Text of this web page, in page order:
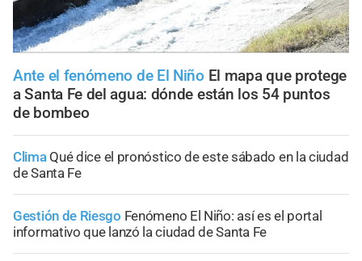
Ante el fenómeno de El Niño El mapa que protege
a Santa Fe del agua: dónde están los 54 puntos
de bombeo
Clima Qué dice el pronóstico de este sábado en la ciudad
de Santa Fe
Gestión de Riesgo Fenómeno El Niño: así es el portal
informativo que lanzó la ciudad de Santa Fe